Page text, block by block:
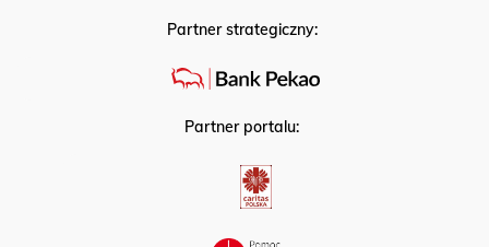
Partner strategiczny:
Partner portalu: